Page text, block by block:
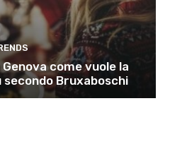
come vuole la
Bruxaboschi